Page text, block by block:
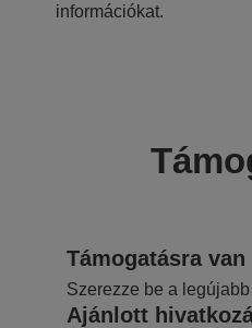
információkat.
Támogatásra van
Szerezze be a
Ajánlott